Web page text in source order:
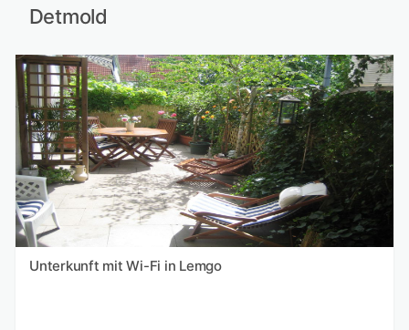
Detmold
Unterkunft mit Wi-Fi in Lemgo